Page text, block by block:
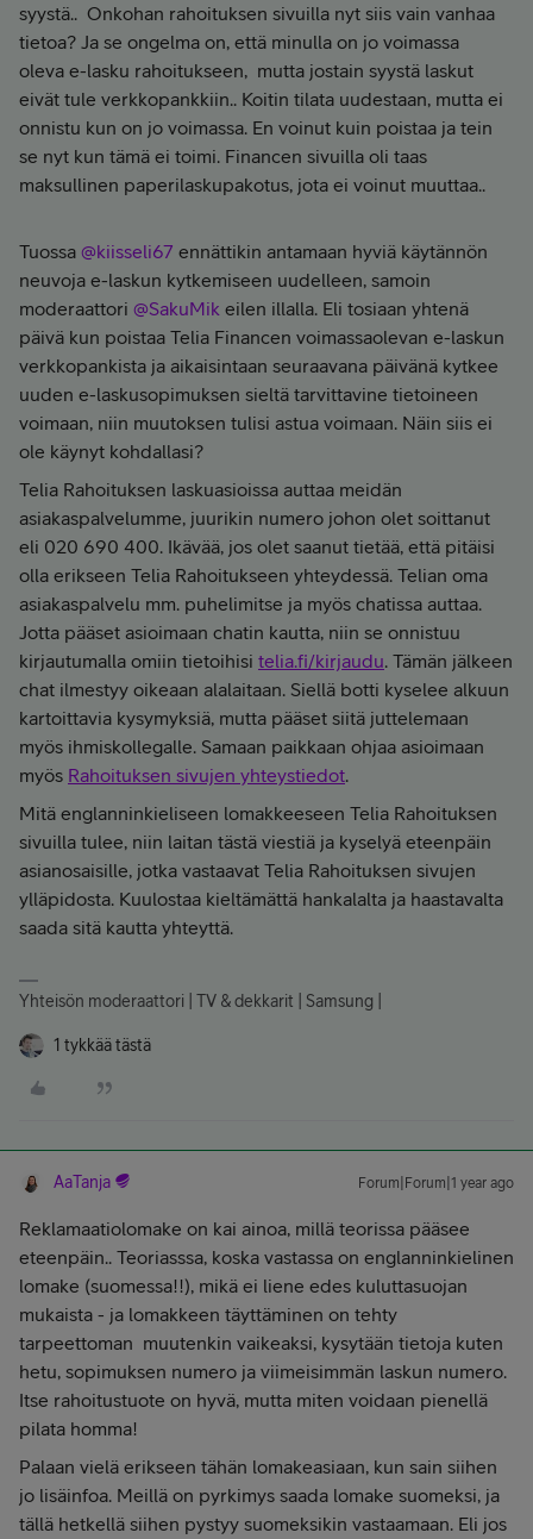
syystä.. Onkohan rahoituksen sivuilla nyt siis vain vanhaa
tietoa? Ja se ongelma on, että minulla on jo voimassa
oleva e-lasku rahoitukseen, mutta jostain syystä laskut
eivät tule verkkopankkiin.. Koitin tilata uudestaan, mutta ei
onnistu kun on jo voimassa. En voinut kuin poistaa ja tein
se nyt kun tämä ei toimi. Financen sivuilla oli taas
maksullinen paperilaskupakotus, jota ei voinut muuttaa..
Tuossa @kiisseli67 ennättikin antamaan hyviä käytännön
neuvoja e-laskun kytkemiseen uudelleen, samoin
moderaattori @SakuMik eilen illalla. Eli tosiaan yhtenä
päivä kun poistaa Telia Financen voimassaolevan e-laskun
verkkopankista ja aikaisintaan seuraavana päivänä kytkee
uuden e-laskusopimuksen sieltä tarvittavine tietoineen
voimaan, niin muutoksen tulisi astua voimaan. Näin siis ei
ole käynyt kohdallasi?
Telia Rahoituksen laskuasioissa auttaa meidän
asiakaspalvelumme, juurikin numero johon olet soittanut
eli 020 690 400. Ikävää, jos olet saanut tietää, että pitäisi
olla erikseen Telia Rahoitukseen yhteydessä. Telian oma
asiakaspalvelu mm. puhelimitse ja myös chatissa auttaa.
Jotta pääset asioimaan chatin kautta, niin se onnistuu
kirjautumalla omiin tietoihisi telia.fi/kirjaudu. Tämän jälkeen
chat ilmestyy oikeaan alalaitaan. Siellä botti kyselee alkuun
kartoittavia kysymyksiä, mutta pääset siitä juttelemaan
myös ihmiskollegalle. Samaan paikkaan ohjaa asioimaan
myös Rahoituksen sivujen yhteystiedot.
Mitä englanninkieliseen lomakkeeseen Telia Rahoituksen
sivuilla tulee, niin laitan tästä viestiä ja kyselyä eteenpäin
asianosaisille, jotka vastaavat Telia Rahoituksen sivujen
ylläpidosta. Kuulostaa kieltämättä hankalalta ja haastavalta
saada sitä kautta yhteyttä.
Yhteisön moderaattori | TV & dekkarit | Samsung |
1 tykkää tästä
AaTanja Forum|Forum|1 year ago
Reklamaatiolomake on kai ainoa, millä teorissa pääsee
eteenpäin.. Teoriasssa, koska vastassa on englanninkielinen
lomake (suomessa!!), mikä ei liene edes kuluttasuojan
mukaista - ja lomakkeen täyttäminen on tehty
tarpeettoman muutenkin vaikeaksi, kysytään tietoja kuten
hetu, sopimuksen numero ja viimeisimmän laskun numero.
Itse rahoitustuote on hyvä, mutta miten voidaan pienellä
pilata homma!
Palaan vielä erikseen tähän lomakeasiaan, kun sain siihen
jo lisäinfoa. Meillä on pyrkimys saada lomake suomeksi, ja
tällä hetkellä siihen pystyy suomeksikin vastaamaan. Eli jos